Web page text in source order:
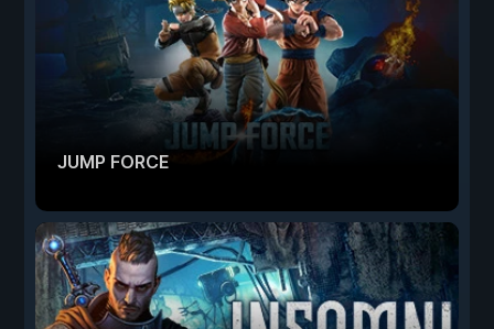
JUMP FORCE